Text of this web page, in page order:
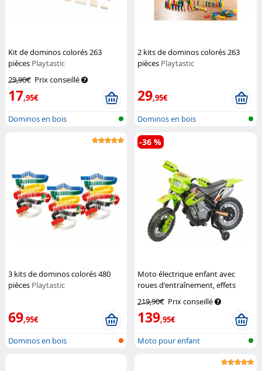
Kit de dominos colorés 263
pièces Playtastic
29,90€ Prix conseillé
17,95€
Dominos en bois
2 kits de dominos colorés 263
pièces Playtastic
29,95€
Dominos en bois
3 kits de dominos colorés 480
pièces Playtastic
69,95€
Dominos en bois
Moto électrique enfant avec
roues d'entraînement, effets
sonores et lumineuxPlaytastic
219,90€ Prix conseillé
139,95€
-36 %
Moto pour enfant